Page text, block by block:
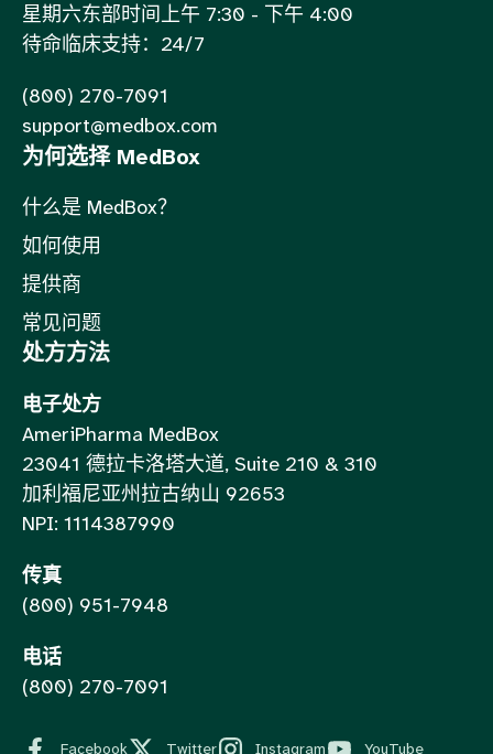
星期六东部时间上午 7:30 - 下午 4:00
待命临床支持：24/7
(800) 270-7091
support@medbox.com
为何选择 MedBox
什么是 MedBox？
如何使用
提供商
常见问题
处方方法
电子处方
AmeriPharma MedBox
23041 德拉卡洛塔大道, Suite 210 & 310
加利福尼亚州拉古纳山 92653
NPI: 1114387990
传真
(800) 951-7948
电话
(800) 270-7091
Facebook Twitter Instagram YouTube